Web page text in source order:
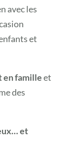
avec les
et
en familleet
des
et